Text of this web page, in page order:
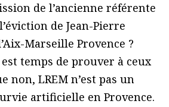
de l’ancienne référente
de Jean-Pierre
Marseille Provence ?
temps de prouver à ceux
non, LREM n’est pas un
artificielle en Provence.